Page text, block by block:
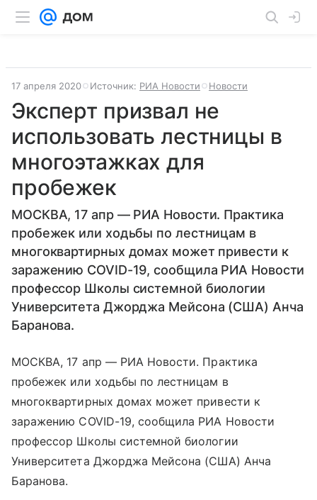
17 апреля 2020 Источник: РИА Новости Новости
Эксперт призвал не
использовать лестницы в
многоэтажках для
пробежек
МОСКВА, 17 апр — РИА Новости. Практика
пробежек или ходьбы по лестницам в
многоквартирных домах может привести к
заражению COVID-19, сообщила РИА Новости
профессор Школы системной биологии
Университета Джорджа Мейсона (США) Анча
Баранова.
МОСКВА, 17 апр — РИА Новости. Практика
пробежек или ходьбы по лестницам в
многоквартирных домах может привести к
заражению COVID-19, сообщила РИА Новости
профессор Школы системной биологии
Университета Джорджа Мейсона (США) Анча
Баранова.